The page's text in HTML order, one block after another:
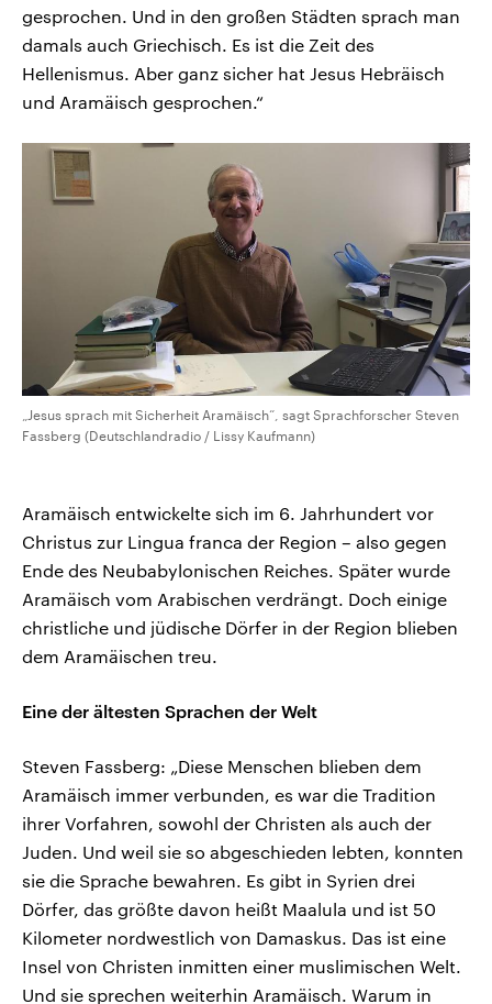
gesprochen. Und in den großen Städten sprach man
damals auch Griechisch. Es ist die Zeit des
Hellenismus. Aber ganz sicher hat Jesus Hebräisch
und Aramäisch gesprochen.“
„Jesus sprach mit Sicherheit Aramäisch“, sagt Sprachforscher Steven
Fassberg (Deutschlandradio / Lissy Kaufmann)
Aramäisch entwickelte sich im 6. Jahrhundert vor
Christus zur Lingua franca der Region – also gegen
Ende des Neubabylonischen Reiches. Später wurde
Aramäisch vom Arabischen verdrängt. Doch einige
christliche und jüdische Dörfer in der Region blieben
dem Aramäischen treu.
Eine der ältesten Sprachen der Welt
Steven Fassberg: „Diese Menschen blieben dem
Aramäisch immer verbunden, es war die Tradition
ihrer Vorfahren, sowohl der Christen als auch der
Juden. Und weil sie so abgeschieden lebten, konnten
sie die Sprache bewahren. Es gibt in Syrien drei
Dörfer, das größte davon heißt Maalula und ist 50
Kilometer nordwestlich von Damaskus. Das ist eine
Insel von Christen inmitten einer muslimischen Welt.
Und sie sprechen weiterhin Aramäisch. Warum in